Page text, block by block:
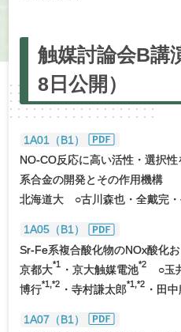
触媒討論会B講
8日公開）
1A01（B1）
NO-CO反応に高い活性・選択性
系合金の開発とその作用機構
北海道大 ○古川森也・全戴完・
1A05（B1）
Sr-Fe系複合酸化物のNOx酸化
京都大*1 ・京大触媒電池*2 ○玉
博行*1,*2 ・寺村謙太郎*1,*2 ・田
1A07（B1）